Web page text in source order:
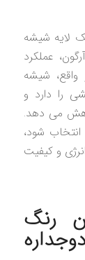
لایه شیشه
عملکرد
شیشه
را دارد و
می دهد.
شود،
و کیفیت
رنگ